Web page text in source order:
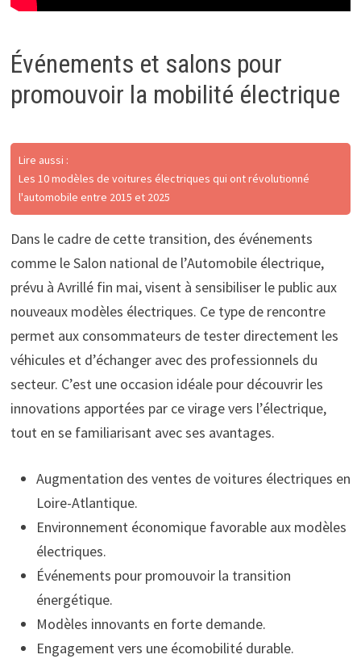
Événements et salons pour
promouvoir la mobilité électrique
Lire aussi :
Les 10 modèles de voitures électriques qui ont révolutionné
l'automobile entre 2015 et 2025
Dans le cadre de cette transition, des événements
comme le Salon national de l’Automobile électrique,
prévu à Avrillé fin mai, visent à sensibiliser le public aux
nouveaux modèles électriques. Ce type de rencontre
permet aux consommateurs de tester directement les
véhicules et d’échanger avec des professionnels du
secteur. C’est une occasion idéale pour découvrir les
innovations apportées par ce virage vers l’électrique,
tout en se familiarisant avec ses avantages.
Augmentation des ventes de voitures électriques en
Loire-Atlantique.
Environnement économique favorable aux modèles
électriques.
Événements pour promouvoir la transition
énergétique.
Modèles innovants en forte demande.
Engagement vers une écomobilité durable.